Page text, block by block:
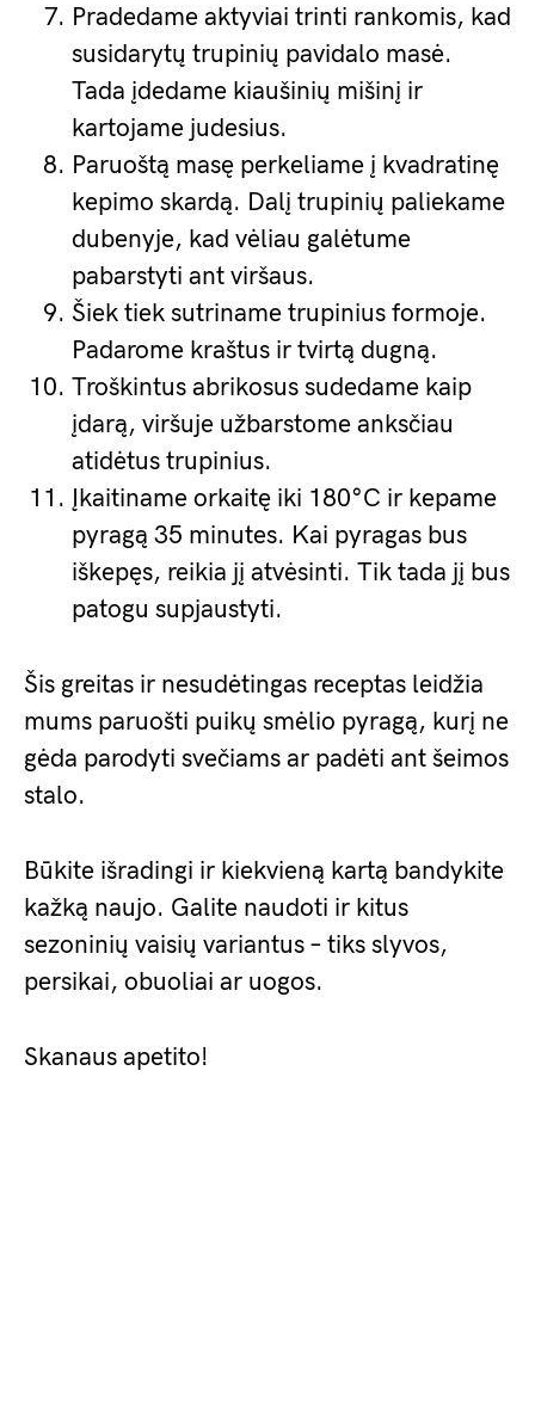
Pradedame aktyviai trinti rankomis, kad
susidarytų trupinių pavidalo masė.
Tada įdedame kiaušinių mišinį ir
kartojame judesius.
Paruoštą masę perkeliame į kvadratinę
kepimo skardą. Dalį trupinių paliekame
dubenyje, kad vėliau galėtume
pabarstyti ant viršaus.
Šiek tiek sutriname trupinius formoje.
Padarome kraštus ir tvirtą dugną.
Troškintus abrikosus sudedame kaip
įdarą, viršuje užbarstome anksčiau
atidėtus trupinius.
Įkaitiname orkaitę iki 180°C ir kepame
pyragą 35 minutes. Kai pyragas bus
iškepęs, reikia jį atvėsinti. Tik tada jį bus
patogu supjaustyti.
Šis greitas ir nesudėtingas receptas leidžia
mums paruošti puikų smėlio pyragą, kurį ne
gėda parodyti svečiams ar padėti ant šeimos
stalo.
Būkite išradingi ir kiekvieną kartą bandykite
kažką naujo. Galite naudoti ir kitus
sezoninių vaisių variantus – tiks slyvos,
persikai, obuoliai ar uogos.
Skanaus apetito!